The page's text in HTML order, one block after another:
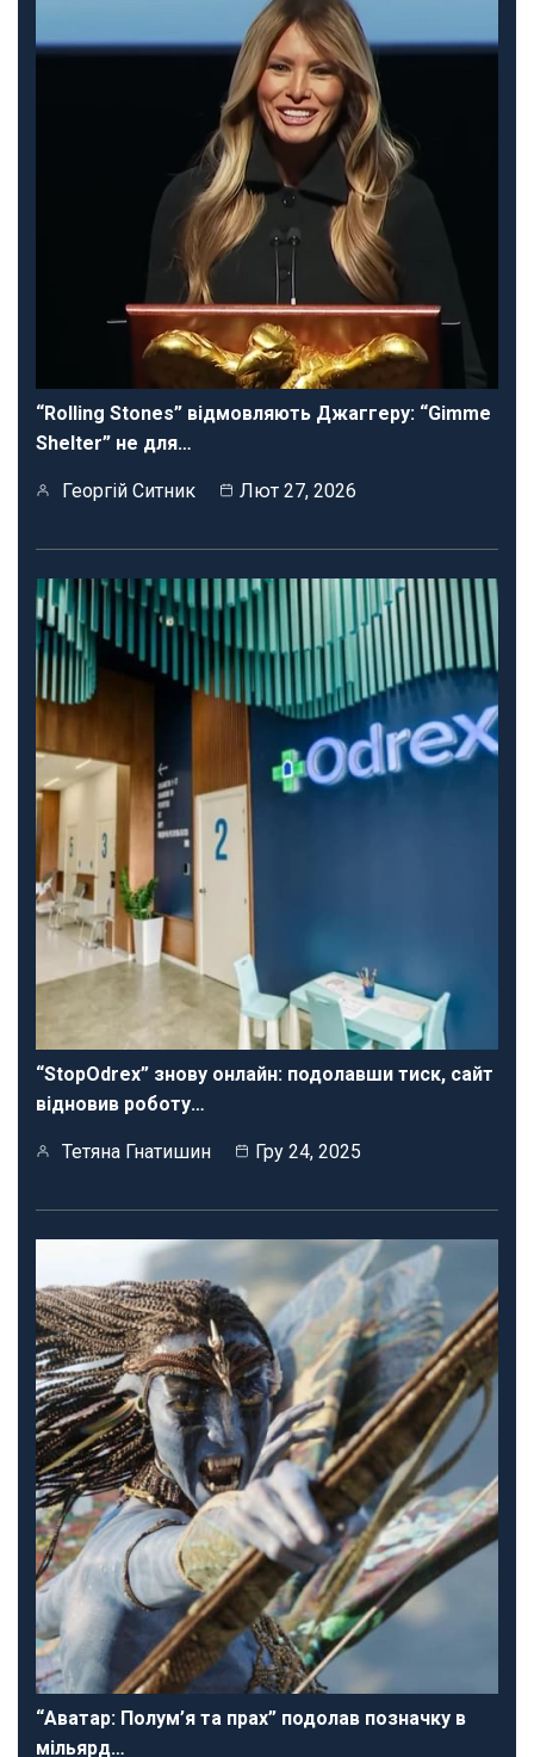
“Rolling Stones” відмовляють Джаггеру: “Gimme
Shelter” не для…
Георгій Ситник Лют 27, 2026
“StopOdrex” знову онлайн: подолавши тиск, сайт
відновив роботу…
Тетяна Гнатишин Гру 24, 2025
“Аватар: Полум’я та прах” подолав позначку в
мільярд…